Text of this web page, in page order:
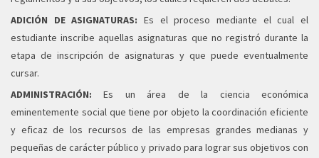
ADICIÓN DE ASIGNATURAS: Es el proceso mediante el cual el
estudiante inscribe aquellas asignaturas que no registró durante la
etapa de inscripción de asignaturas y que puede eventualmente
cursar.
ADMINISTRACIÓN: Es un área de la ciencia económica
eminentemente social que tiene por objeto la coordinación eficiente
y eficaz de los recursos de las empresas grandes medianas y
pequeñas de carácter público y privado para lograr sus objetivos con